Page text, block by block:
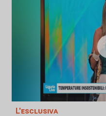
L'esclusiva